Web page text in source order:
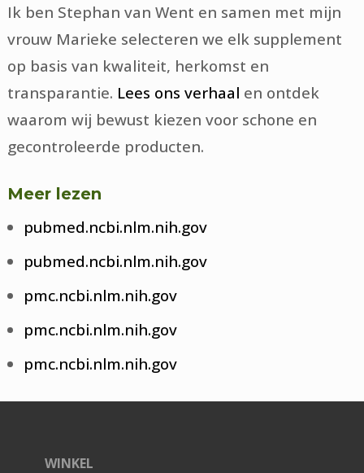
Ik ben Stephan van Went en samen met mijn
vrouw Marieke selecteren we elk supplement
op basis van kwaliteit, herkomst en
transparantie. Lees ons verhaal en ontdek
waarom wij bewust kiezen voor schone en
gecontroleerde producten.
Meer lezen
pubmed.ncbi.nlm.nih.gov
pubmed.ncbi.nlm.nih.gov
pmc.ncbi.nlm.nih.gov
pmc.ncbi.nlm.nih.gov
pmc.ncbi.nlm.nih.gov
WINKEL